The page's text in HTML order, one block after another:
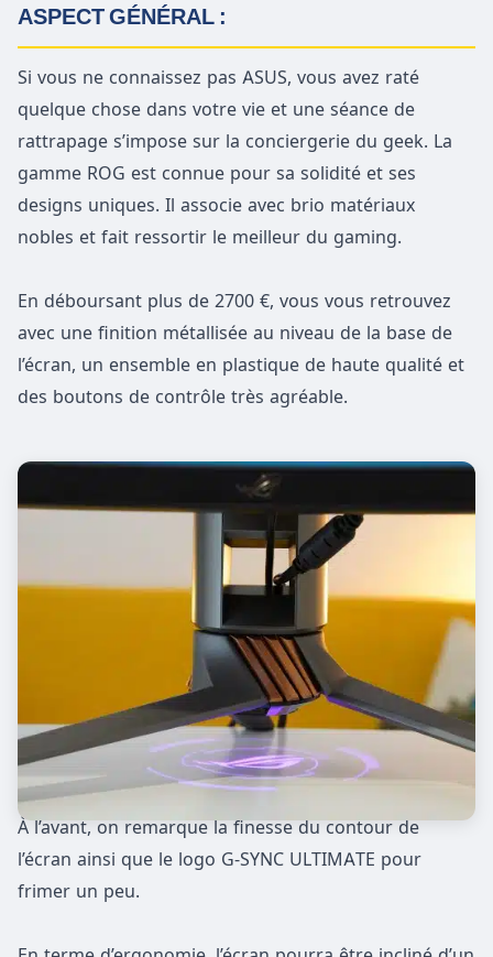
ASPECT GÉNÉRAL :
Si vous ne connaissez pas ASUS, vous avez raté
quelque chose dans votre vie et une séance de
rattrapage s’impose sur la conciergerie du geek. La
gamme ROG est connue pour sa solidité et ses
designs uniques. Il associe avec brio matériaux
nobles et fait ressortir le meilleur du gaming.
En déboursant plus de 2700 €, vous vous retrouvez
avec une finition métallisée au niveau de la base de
l’écran, un ensemble en plastique de haute qualité et
des boutons de contrôle très agréable.
À l’avant, on remarque la finesse du contour de
l’écran ainsi que le logo G-SYNC ULTIMATE pour
frimer un peu.